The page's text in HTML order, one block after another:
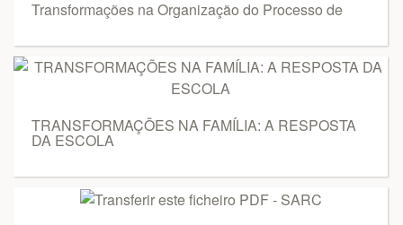
Transformações na Organização do Processo de
TRANSFORMAÇÕES NA FAMÍLIA: A RESPOSTA
DA ESCOLA